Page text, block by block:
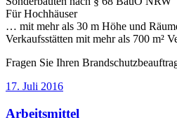
Für Hochhäuser
… mit mehr als 30 m Höhe und
Verkaufsstätten mit mehr als 700 m²
Fragen Sie Ihren
Veröffentlicht
17. Juli 2016
Arbeitsmittel